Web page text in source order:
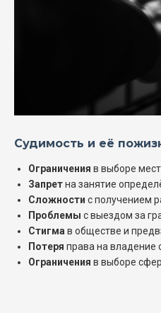
Судимость и её
Ограничения в выборе
Запретна занятие
Сложности с получением
Проблемы с выездом за
Стигма в обществе и
Потеря права на владение
Ограничения в выборе